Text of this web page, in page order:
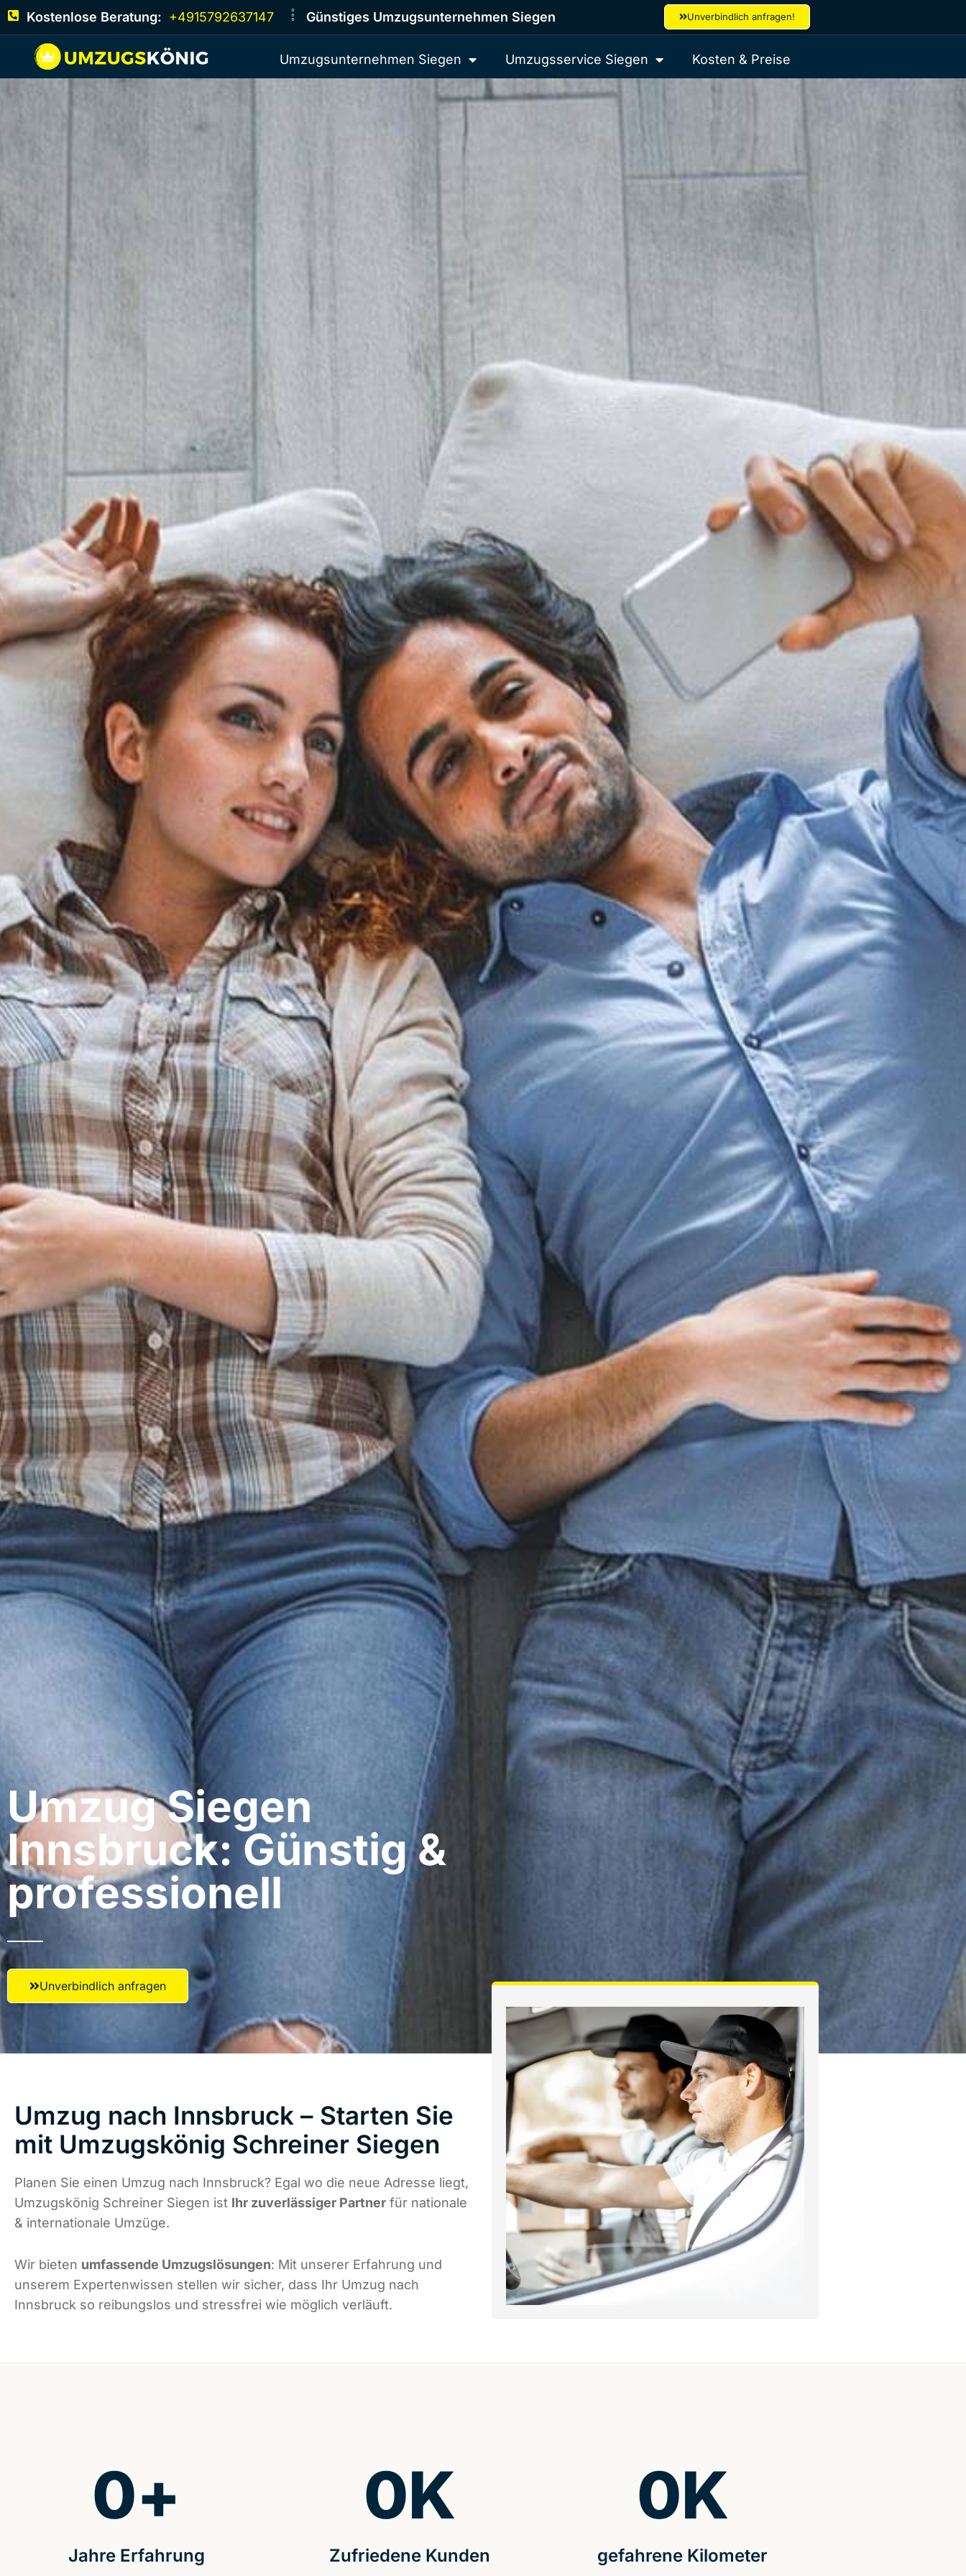
Kostenlose Beratung: +4915792637147 Günstiges Umzugsunternehmen Siegen Unverbindlich anfragen!
Umzugsunternehmen Siegen Umzugsservice Siegen Kosten & Preise
Umzug Siegen​
Innsbruck: Günstig &
professionell​
Unverbindlich anfragen
Umzug nach Innsbruck – Starten Sie
mit Umzugskönig Schreiner Siegen
Planen Sie einen Umzug nach Innsbruck? Egal wo die neue Adresse liegt,
Umzugskönig Schreiner Siegen ist Ihr zuverlässiger Partner für nationale
& internationale Umzüge.
Wir bieten umfassende Umzugslösungen: Mit unserer Erfahrung und
unserem Expertenwissen stellen wir sicher, dass Ihr Umzug nach
Innsbruck so reibungslos und stressfrei wie möglich verläuft.
Jahre Erfahrung
0+
Zufriedene Kunden
0K
gefahrene Kilometer
0K